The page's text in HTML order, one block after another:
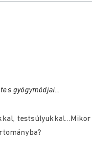
gyógymódjai…